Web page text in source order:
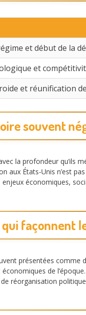
et début de la
et
et réunification
souvent
la profondeur qu’ils
aux États-Unis n’est
économiques,
façonnent
présentées
de
réorganisation